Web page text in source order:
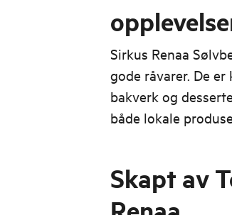
Sirkus Renaa
gode råvarer. De
bakverk og
både lokale
Skapt av